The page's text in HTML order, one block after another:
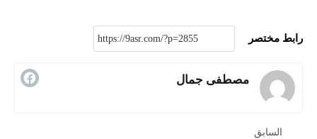
رابط مختصر
مصطفى جمال
السابق